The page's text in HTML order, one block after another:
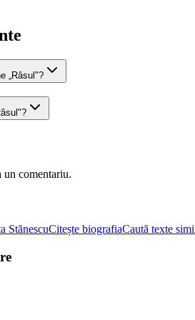
„Râsul"?
un comentariu.
StănescuCitește biografiaCaută texte